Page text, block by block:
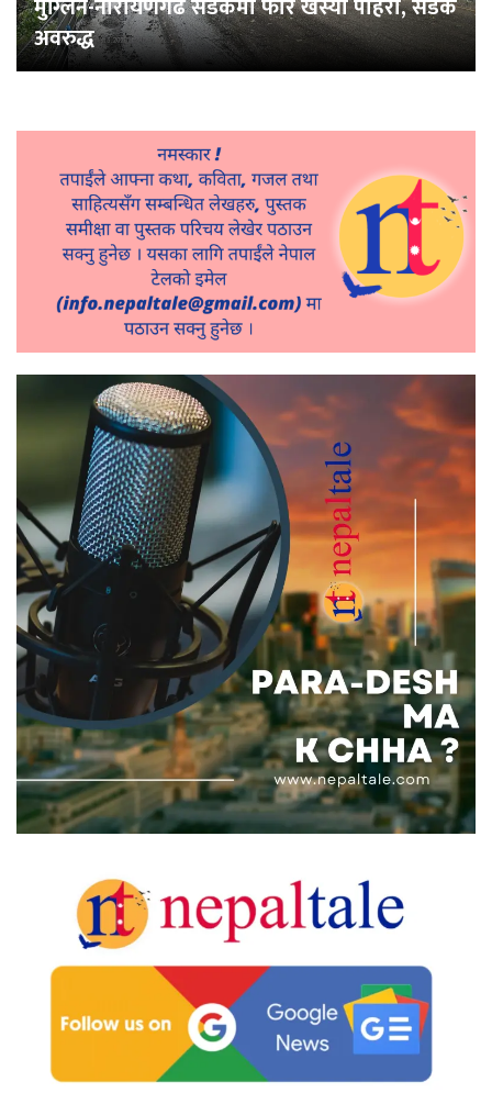
मुग्लिन-नारायणगढ सडकमा फेरि खस्यो पहिरो, सडक
अवरुद्ध